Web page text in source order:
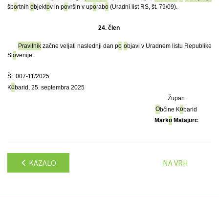
športnih objektov in površin v uporabo (Uradni list RS, št. 79/09).
24. člen
Pravilnikzačne veljati naslednji dan po objavi v Uradnem listu Republike
Sl ovenije.
Št. 007-11/2025
Kobarid, 25. septembra 2025
Župan
Občine Kobarid
MarkoMatajurc
KAZALO NA VRH